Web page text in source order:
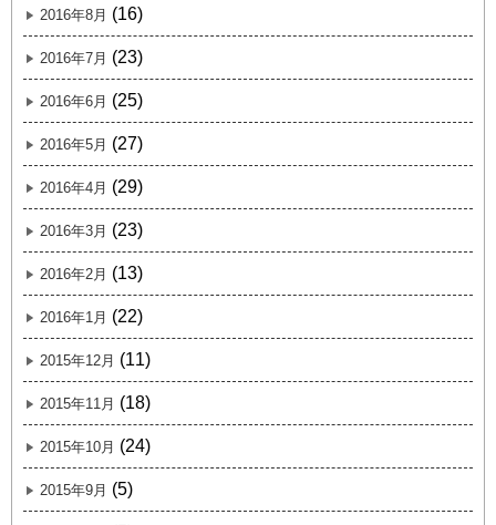
2016年8月 (16)
2016年7月 (23)
2016年6月 (25)
2016年5月 (27)
2016年4月 (29)
2016年3月 (23)
2016年2月 (13)
2016年1月 (22)
2015年12月 (11)
2015年11月 (18)
2015年10月 (24)
2015年9月 (5)